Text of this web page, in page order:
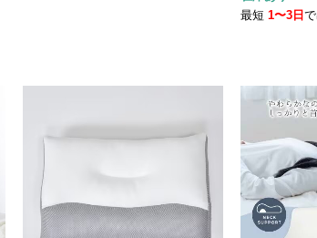
最短1〜3日